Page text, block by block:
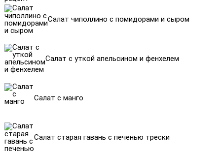
Салат чиполлино с помидорами и сыром
Салат с уткой апельсином и фенхелем
Салат с манго
Салат старая гавань с печенью трески